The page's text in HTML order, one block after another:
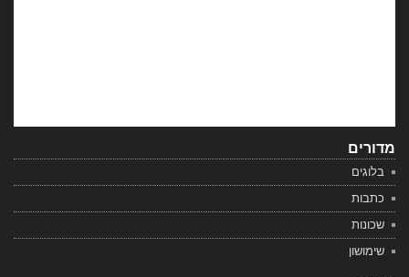
מדורים
בלוגים
כתבות
שכונות
שימושון